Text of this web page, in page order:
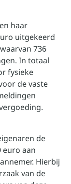
haar
uitgekeerd
736
In totaal
fysieke
de vaste
de
euro aan
Hierbij
van de